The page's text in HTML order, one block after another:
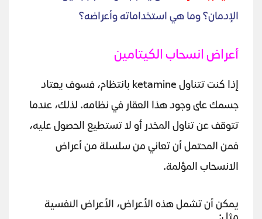
الإدمان؟ وما هي استخداماته وأعراضه؟
أعراض انسحاب الكيتامين
إذا كنت تتناول ketamine بانتظام، فسوف يعتاد
جسمك على وجود هذا العقار في نظامه. لذلك، عندما
تتوقف عن تناول المخدر أو لا تستطيع الحصول عليه،
فمن المحتمل أن تعاني من سلسلة من أعراض
الانسحاب المؤلمة.
يمكن أن تشمل هذه الأعراض، الأعراض النفسية